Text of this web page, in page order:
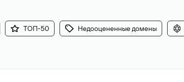
ТОП-50 Недооцененные домены